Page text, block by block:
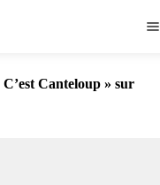
Canteloup » sur